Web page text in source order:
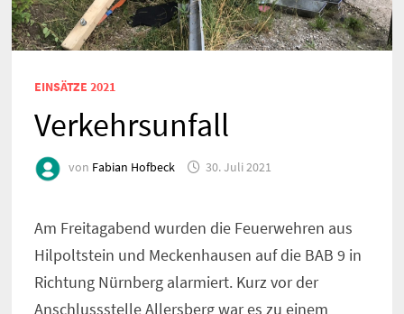
EINSÄTZE 2021
Verkehrsunfall
von Fabian Hofbeck 30. Juli 2021
Am Freitagabend wurden die Feuerwehren aus
Hilpoltstein und Meckenhausen auf die BAB 9 in
Richtung Nürnberg alarmiert. Kurz vor der
Anschlussstelle Allersberg war es zu einem